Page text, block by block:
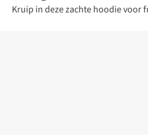
Kruip in deze zachte hoodie voor